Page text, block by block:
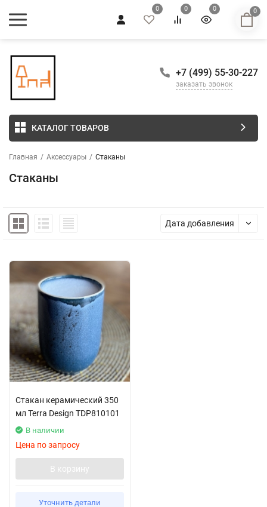
0 0 0 0
+7 (499) 55-30-227
заказать звонок
КАТАЛОГ ТОВАРОВ
Главная / Аксессуары / Стаканы
Стаканы
Дата добавления
Стакан керамический 350
мл Terra Design TDP810101
В наличии
Цена по запросу
В корзину
Уточнить детали